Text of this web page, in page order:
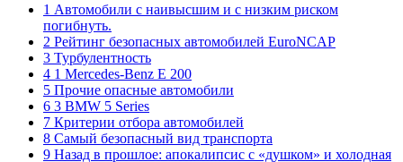
1 Автомобили с наивысшим и с низким риском
погибнуть.
2 Рейтинг безопасных автомобилей EuroNCAP
3 Турбулентность
4 1 Mercedes-Benz E 200
5 Прочие опасные автомобили
6 3 BMW 5 Series
7 Критерии отбора автомобилей
8 Самый безопасный вид транспорта
9 Назад в прошлое: апокалипсис с «душком» и холодная